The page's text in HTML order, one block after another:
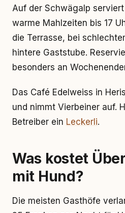
Auf der Schwägalp
warme Mahlzeiten bis 17
die Terrasse, bei
hintere Gaststube.
besonders an
Das Café Edelweiss in
und nimmt Vierbeiner auf.
Betreiber ein Leckerli.
Was kostet
mit Hund?
Die meisten Gasthöfe